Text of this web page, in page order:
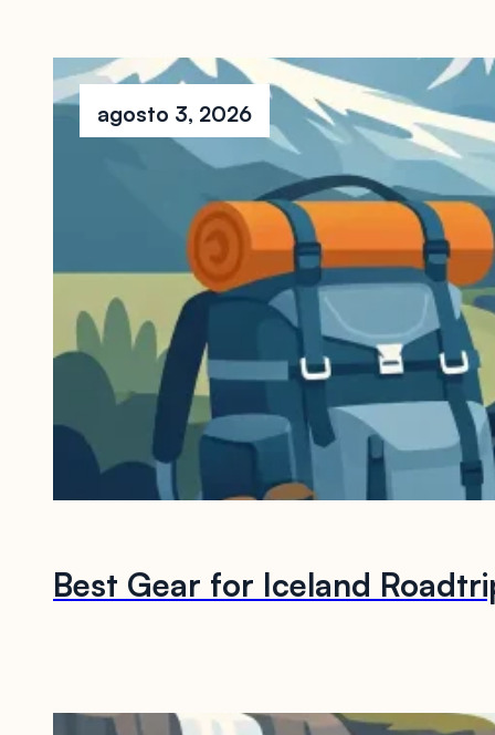
agosto 3, 2026
Best Gear for Iceland